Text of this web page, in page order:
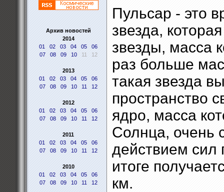
Архив новостей
2014
01
02 03 04 05
06
07
08 09 10 11 12
2013
01
02 03 04 05
06
07
08 09 10 11 12
2012
01
02 03 04 05
06
07
08 09 10 11 12
2011
01
02 03 04 05
06
07
08 09 10 11 12
2010
01
02 03 04 05
06
07
08 09 10 11 12
Пульсар - это
звезда,
звезды, масса
раз больше
такая звезда
пространство
ядро, масса
Солнца, очень
действием сил
итоге
км.